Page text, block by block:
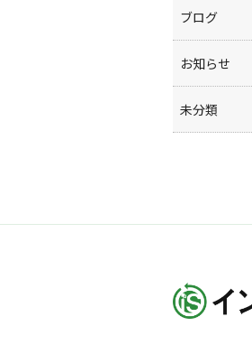
ブログ
お知らせ
未分類